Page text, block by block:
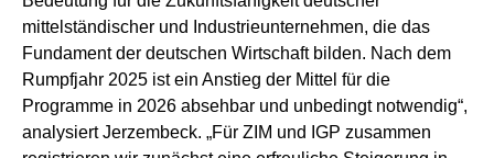
mittelständischer und Industrieunternehmen, die das
Fundament der deutschen Wirtschaft bilden. Nach dem
Rumpfjahr 2025 ist ein Anstieg der Mittel für die
Programme in 2026 absehbar und unbedingt notwendig“,
analysiert Jerzembeck. „Für ZIM und IGP zusammen